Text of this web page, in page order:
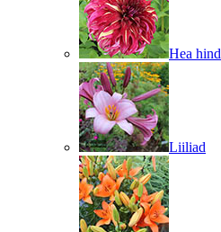
Hea hind
Liiliad